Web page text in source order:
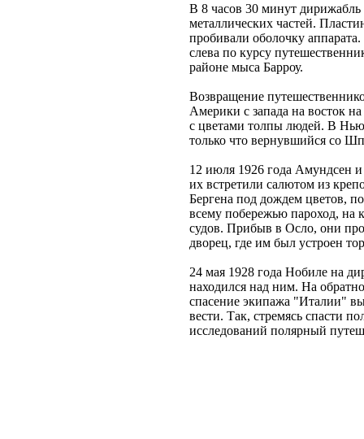
В 8 часов 30 минут
металлических частей.
пробивали оболочку
слева по курсу
районе мыса Барроу.
Возвращение
Америки с запада на восток
с цветами толпы людей. В
только что вернувшийся со
12 июля 1926 года Амундсен
их встретили салютом из
Бергена под дождем цветов,
всему побережью пароход, на
судов. Прибыв в Осло, они
дворец, где им был устроен
24 мая 1928 года Нобиле на
находился над ним. На
спасение экипажа "Италии"
вести. Так, стремясь спасти
исследований полярный